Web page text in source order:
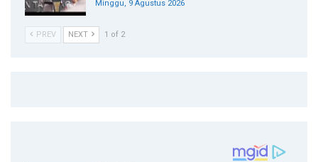
Minggu, 9 Agustus 2026
PREV NEXT 1 of 2